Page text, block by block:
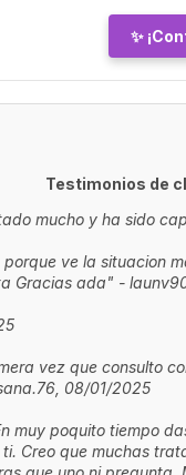
✨
Testimonios de
mucho y ha sido
ve la situacion
Gracias ada" -
vez que consulto
08/01/2025
muy poquito tiempo
Creo que muchas